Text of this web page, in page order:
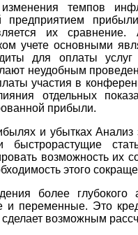
темпов
предприятием
их сравнение.
учете основными
для оплаты
неудобным
участия в
отдельных
прибыли.
и убытках
быстрорастущие
возможность их
этого
более глубокого
и переменные. Это
возможным